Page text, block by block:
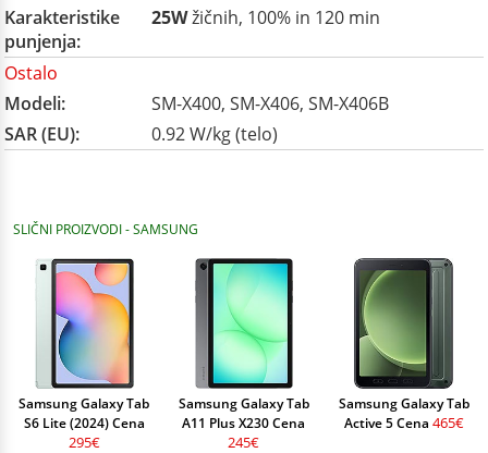
Karakteristike
punjenja:
25Wžičnih, 100% in 120 min
Ostalo
Modeli:
SM-X400, SM-X406, SM-X406B
SAR (EU):
0.92 W/kg (telo)
SLIČNI PROIZVODI - SAMSUNG
Samsung Galaxy Tab
S6 Lite (2024) Cena
295€
Samsung Galaxy Tab
A11 Plus X230 Cena
245€
Samsung Galaxy Tab
Active 5 Cena 465€